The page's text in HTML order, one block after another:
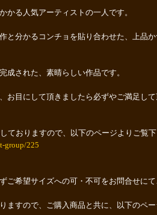
かる人気アーティストの一人です。
と分かるコンチョを貼り合わせた、上品
成された、素晴らしい作品です。
お目にして頂きましたら必ずやご満足して
ておりますので、以下のページよりご覧下
group/225
ご希望サイズへの可・不可をお問合せに
ますので、ご購入商品と共に、以下のペー